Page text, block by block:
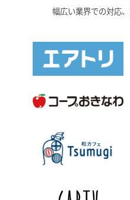
幅広い業界での対応